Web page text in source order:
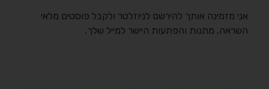
אני מזמינה אותך להירשם לניוזלטר ולקבל פוסטים מלאי
השראה, מתנות והפתעות היישר למייל שלך.